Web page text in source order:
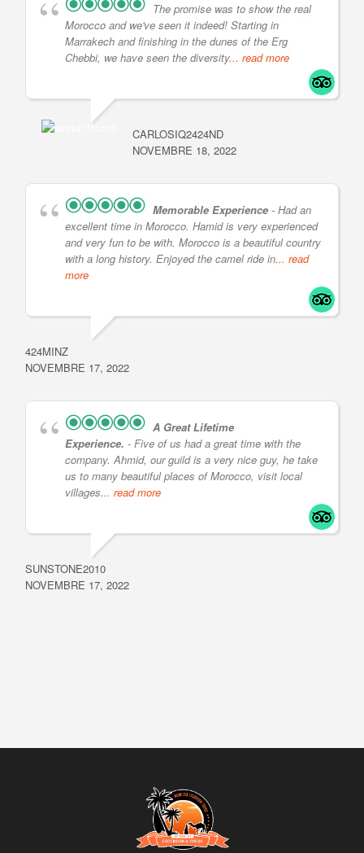
The promise was to show the real
Morocco and we've seen it indeed! Starting in
Marrakech and finishing in the dunes of the Erg
Chebbi, we have seen the diversity... read more
CARLOSIQ2424ND
NOVEMBRE 18, 2022
Memorable Experience - Had an
excellent time in Morocco. Hamid is very experienced
and very fun to be with. Morocco is a beautiful country
with a long history. Enjoyed the camel ride in... read
more
424MINZ
NOVEMBRE 17, 2022
A Great Lifetime
Experience. - Five of us had a great time with the
company. Ahmid, our guild is a very nice guy, he take
us to many beautiful places of Morocco, visit local
villages... read more
SUNSTONE2010
NOVEMBRE 17, 2022